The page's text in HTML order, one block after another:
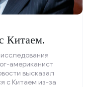
Китаем.
американист
высказал
с Китаем из-за